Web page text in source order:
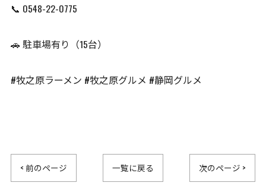
📞 0548-22-0775
🚗 駐車場有り（15台）
#牧之原ラーメン #牧之原グルメ #静岡グルメ
< 前のページ 一覧に戻る 次のページ >